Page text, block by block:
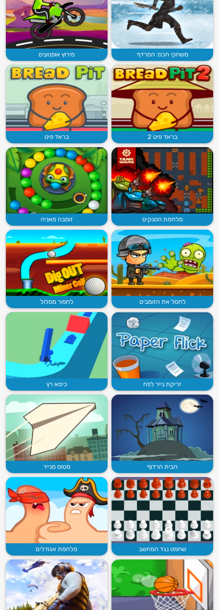
משחקי הכס: המרדף מירוץ אופנועים
בראד פיט 2 בראד פיט
מלחמת הטנקים זומבה מאניה
לחסל את הזומבים לחפור מסלול
זריקת נייר לפח כיסא רץ
הבית הרדוף מטוס מנייר
שחמט נגד המחשב מלחמת אגודלים